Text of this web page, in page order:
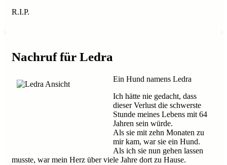
R.I.P.
Nachruf für Ledra
Ein Hund namens Ledra
Ich hätte nie gedacht, dass
dieser Verlust die schwerste
Stunde meines Lebens mit 64
Jahren sein würde.
Als sie mit zehn Monaten zu
mir kam, war sie ein Hund.
Als ich sie nun gehen lassen
musste, war mein Herz über viele Jahre dort zu Hause.